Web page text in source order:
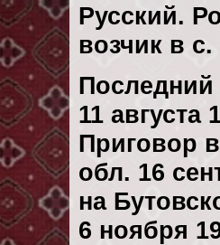
Русский.
возчик в
Последний
11 августа
Приговор
обл. 16
на
6 ноября